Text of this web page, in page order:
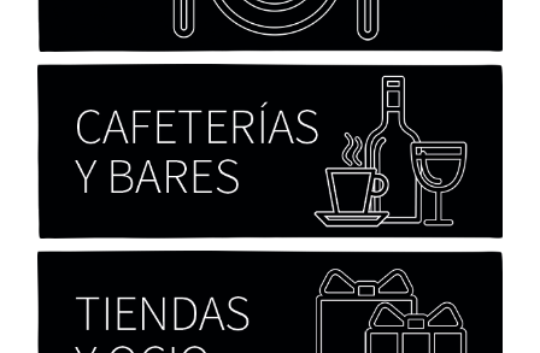
Chicas tristes de Fernanda Tovar